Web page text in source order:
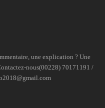
une explication ? Une
nous(00228) 70171191 /